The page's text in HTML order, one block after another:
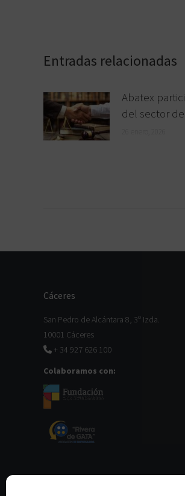
Entradas relacionadas
Abatex
del sector
Cáceres
San Pedro de Alcántara 8, 3º Izda.
10001 Cáceres
+ 34 927 626 100
Colaboramos con: